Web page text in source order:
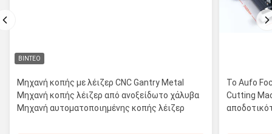
ΒΊΝΤΕΟ
Μηχανή κοπής με λέιζερ CNC Gantry Metal
Μηχανή κοπής λέιζερ από ανοξείδωτο χάλυβα
Μηχανή αυτοματοποιημένης κοπής λέιζερ
Το Aufo
Cutting